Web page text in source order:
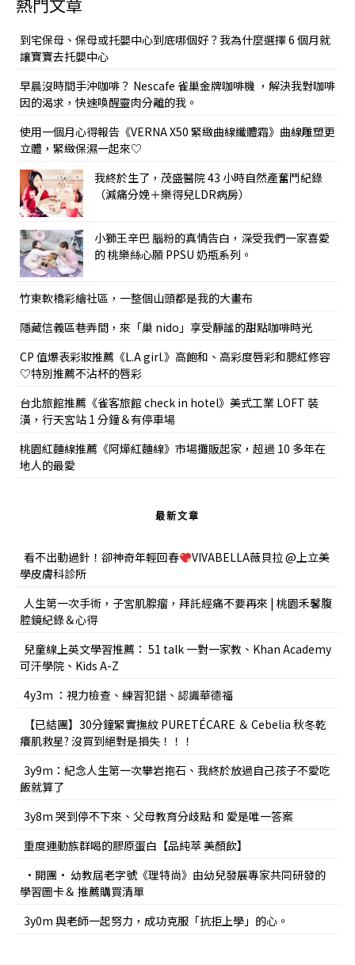
熱門文章
到宅保母、保母或托嬰中心到底哪個好？我為什麼選擇 6 個月就
讓寶寶去托嬰中心
早晨沒時間手沖咖啡？ Nescafe 雀巢金牌咖啡機 ，解決我對咖啡
因的渴求，快速喚醒靈肉分離的我。
使用一個月心得報告《VERNA X50 緊緻曲線纖體霜》曲線雕塑更
立體，緊緻保濕一起來♡
我終於生了，茂盛醫院 43 小時自然產奮鬥紀錄
（減痛分娩＋樂得兒LDR病房）
小獅王辛巴 腦粉的真情告白，深受我們一家喜愛
的 桃樂絲心願 PPSU 奶瓶系列。
竹東軟橋彩繪社區，一整個山頭都是我的大畫布
隱藏信義區巷弄間，來「巢 nido」享受靜謐的甜點咖啡時光
CP 值爆表彩妝推薦《L.A girl.》高飽和、高彩度唇彩和腮紅修容
♡特別推薦不沾杯的唇彩
台北旅館推薦《雀客旅館 check in hotel》美式工業 LOFT 裝
潢，行天宮站 1 分鐘＆有停車場
桃園紅麵線推薦《阿燁紅麵線》市場攤販起家，超過 10 多年在
地人的最愛
最新文章
看不出動過針！卻神奇年輕回春
VIVABELLA薇貝拉 @上立美
學皮膚科診所
人生第一次手術，子宮肌腺瘤，拜託經痛不要再來 | 桃園禾馨腹
腔鏡紀錄＆心得
兒童線上英文學習推薦： 51 talk 一對一家教、Khan Academy
可汗學院、Kids A-Z
4y3m ：視力檢查、練習犯錯、認識華德福
【已結團】30分鐘緊實撫紋 PURETÉCARE ＆ Cebelia 秋冬乾
癢肌救星? 沒買到絕對是損失！！！
3y9m：紀念人生第一次攀岩抱石、我終於放過自己孩子不愛吃
飯就算了
3y8m 哭到停不下來、父母教育分歧點 和 愛是唯一答案
重度運動族群喝的膠原蛋白【品純萃 美顏飲】
•開團• 幼教屆老字號《理特尚》由幼兒發展專家共同研發的
學習圖卡＆ 推薦購買清單
3y0m 與老師一起努力，成功克服「抗拒上學」的心。